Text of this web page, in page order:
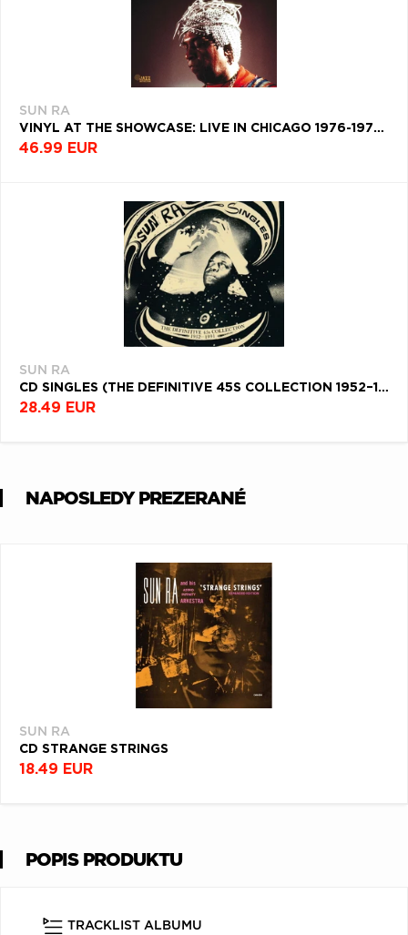
SUN RA
VINYL AT THE SHOWCASE: LIVE IN CHICAGO 1976-1977 (DELUXE EDITION) (NUMBERED)
46.99 EUR
SUN RA
CD SINGLES (THE DEFINITIVE 45S COLLECTION 1952–1991)
28.49 EUR
NAPOSLEDY PREZERANÉ
SUN RA
CD STRANGE STRINGS
18.49 EUR
POPIS PRODUKTU
TRACKLIST ALBUMU